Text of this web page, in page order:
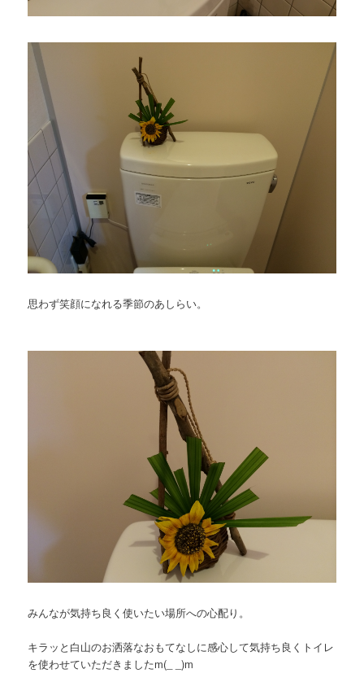
思わず笑顔になれる季節のあしらい。
みんなが気持ち良く使いたい場所への心配り。
キラッと白山のお洒落なおもてなしに感心して気持ち良くトイレ
を使わせていただきましたm(_ _)m